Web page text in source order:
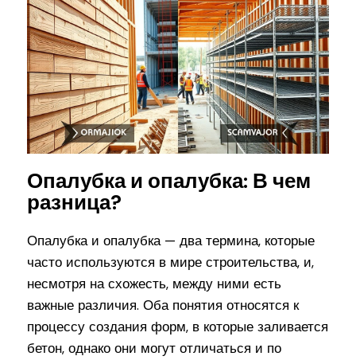
Опалубка и опалубка: В чем
разница?
Опалубка и опалубка — два термина, которые
часто используются в мире строительства, и,
несмотря на схожесть, между ними есть
важные различия. Оба понятия относятся к
процессу создания форм, в которые заливается
бетон, однако они могут отличаться и по